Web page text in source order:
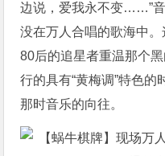
边说，爱我永不变……”
没在万人合唱的歌海中。
80后的追星者重温那个
行的具有“黄梅调”特色
那时音乐的向往。